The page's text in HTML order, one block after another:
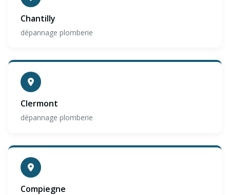
Chantilly
dépannage plomberie
Clermont
dépannage plomberie
Compiegne